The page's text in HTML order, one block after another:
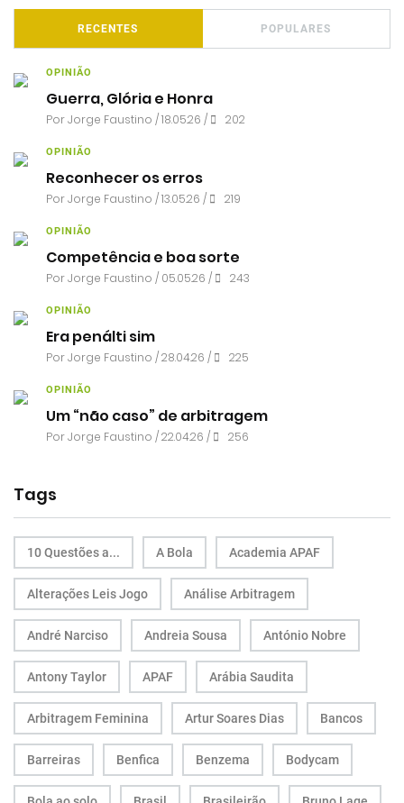
RECENTES POPULARES
OPINIÃO
Guerra, Glória e Honra
PorJorge Faustino / 18.05.26 / 202
OPINIÃO
Reconhecer os erros
PorJorge Faustino / 13.05.26 / 219
OPINIÃO
Competência e boa sorte
PorJorge Faustino / 05.05.26 / 243
OPINIÃO
Era penálti sim
PorJorge Faustino / 28.04.26 / 225
OPINIÃO
Um “não caso” de arbitragem
PorJorge Faustino / 22.04.26 / 256
Tags
10 Questões a... A Bola Academia APAF
Alterações Leis Jogo Análise Arbitragem
André Narciso Andreia Sousa António Nobre
Antony Taylor APAF Arábia Saudita
Arbitragem Feminina Artur Soares Dias Bancos
Barreiras Benfica Benzema Bodycam